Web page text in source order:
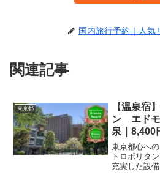
国内旅行予約｜人気
関連記事
東京都
【温泉宿
ン エドモ
泉｜8,400
東京都心へ
トロポリタ
充実した設